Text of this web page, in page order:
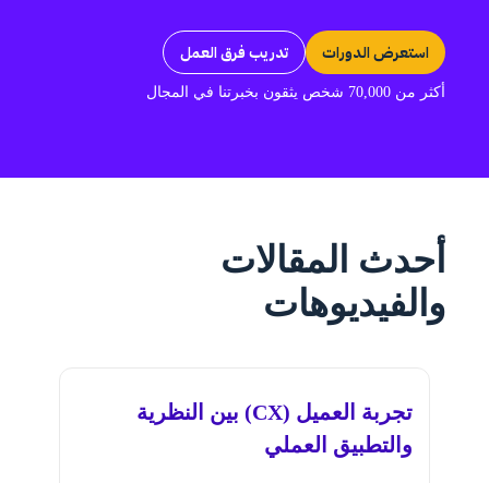
استعرض الدورات تدريب فرق العمل
أكثر من 70,000 شخص يثقون بخبرتنا في المجال
أحدث المقالات
والفيديوهات
تجربة العميل (CX) بين النظرية
والتطبيق العملي